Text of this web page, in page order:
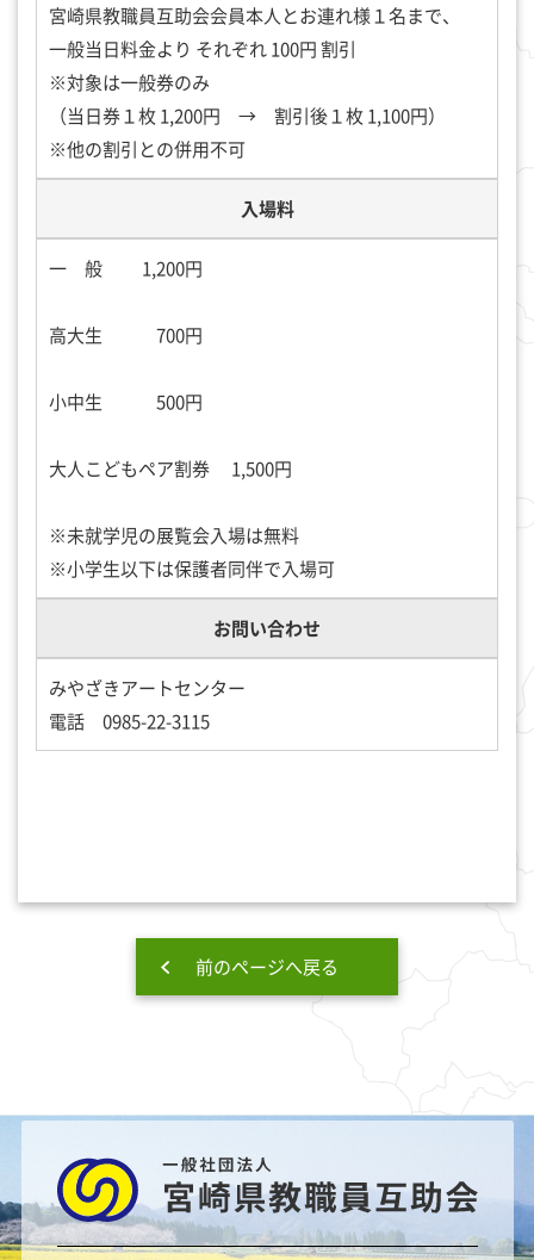
宮崎県教職員互助会会員本人とお連れ様１名まで、
一般当日料金より それぞれ 100円 割引
※対象は一般券のみ
（当日券１枚 1,200円 → 割引後１枚 1,100円）
※他の割引との併用不可
入場料
一 般 1,200円
高大生 700円
小中生 500円
大人こどもペア割券 1,500円
※未就学児の展覧会入場は無料
※小学生以下は保護者同伴で入場可
お問い合わせ
みやざきアートセンター
電話 0985-22-3115
前のページへ戻る